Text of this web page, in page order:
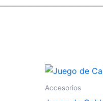
Accesorios